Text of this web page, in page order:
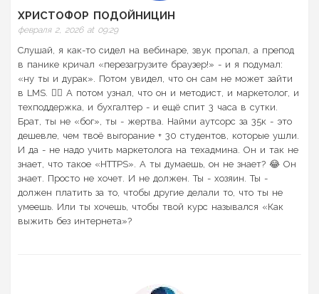
ХРИСТОФОР ПОДОЙНИЦИН
февраля 2, 2026 at 09:29
Слушай, я как-то сидел на вебинаре, звук пропал, а препод
в панике кричал «перезагрузите браузер!» - и я подумал:
«ну ты и дурак». Потом увидел, что он сам не может зайти
в LMS. 🤦‍♂️ А потом узнал, что он и методист, и маркетолог, и
техподдержка, и бухгалтер - и ещё спит 3 часа в сутки.
Брат, ты не «бог», ты - жертва. Найми аутсорс за 35к - это
дешевле, чем твоё выгорание + 30 студентов, которые ушли.
И да - не надо учить маркетолога на техадмина. Он и так не
знает, что такое «HTTPS». А ты думаешь, он не знает? 😂 Он
знает. Просто не хочет. И не должен. Ты - хозяин. Ты -
должен платить за то, чтобы другие делали то, что ты не
умеешь. Или ты хочешь, чтобы твой курс назывался «Как
выжить без интернета»?